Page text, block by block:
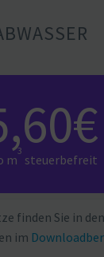
m
3
steuerbefreit
finden Sie in
im